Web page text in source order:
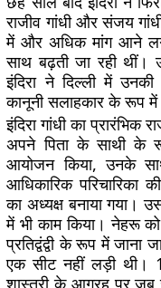
राजीव गांधी और संजय
में और अधिक मांग आने
साथ बढ़ती जा रही थीं।
इंदिरा ने दिल्ली में
कानूनी सलाहकार के रूप में
इंदिरा गांधी का प्रारंभिक
अपने पिता के साथी के
आयोजन किया, उनके
आधिकारिक परिचारिका
का अध्यक्ष बनाया
में भी काम किया। नेहरू
प्रतिद्वंद्वी के रूप में
एक सीट नहीं लड़ी थी।
शास्त्री के आग्रह पर जब